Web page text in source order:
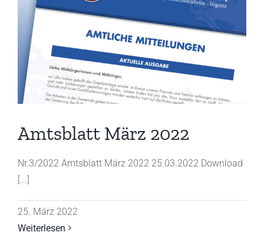
Amtsblatt März 2022
Nr.3/2022 Amtsblatt März 2022 25.03.2022 Download
[...]
25. März 2022
Weiterlesen